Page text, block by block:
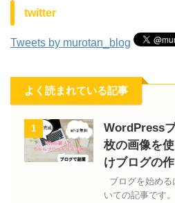
twitter
Tweets by murotan_blog
よく読まれている記事
1
WordPress
枚の画像を
けブログの作
ブログを始める
いての記事です